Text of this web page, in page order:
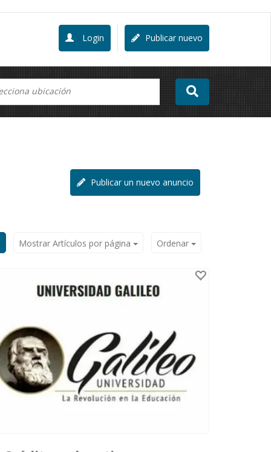
Publicar nuevo
Login
Publicar un nuevo anuncio
Ordenar
Mostrar Artículos por página